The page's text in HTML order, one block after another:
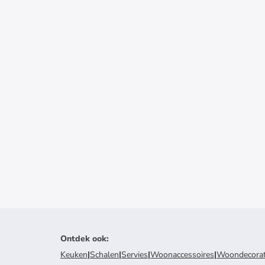
Ontdek ook:
Keuken|Schalen|Servies|Woonaccessoires|